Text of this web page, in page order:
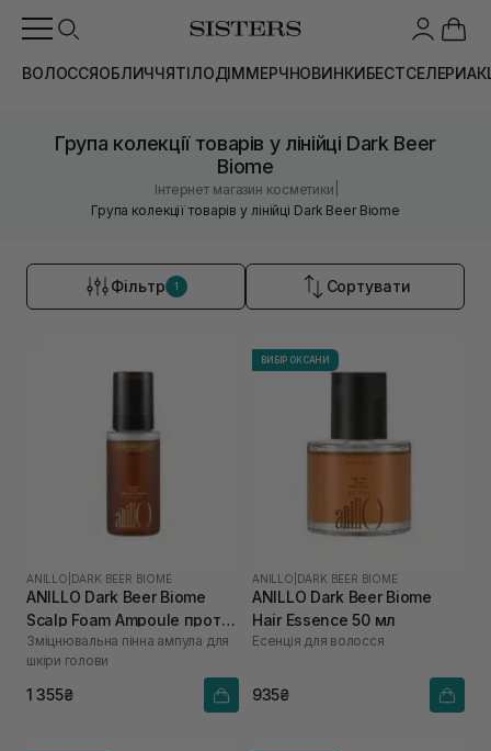
ВОЛОССЯОБЛИЧЧЯТІЛОДІММЕРЧНОВИНКИБЕСТСЕЛЕРИ
Група колекції товарів у лінійці Dark Beer
Biome
Інтернет магазин косметики
Група колекції товарів у лінійці Dark Beer Biome
Фільтр 1 Сортувати
ANILLO DARK BEER BIOME
ANILLO Dark Beer Biome
Scalp Foam Ampoule проти
випадіння волосся 95 мл
Зміцнювальна пінна ампула для
шкіри голови
1 355₴
ВИБІР ОКСАНИ
ANILLO DARK BEER BIOME
ANILLO Dark Beer Biome
Hair Essence 50 мл
Есенція для волосся
935₴